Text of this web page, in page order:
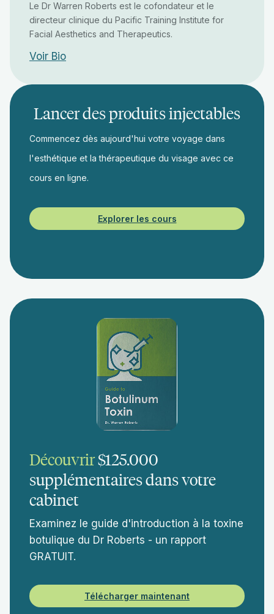
Le Dr Warren Roberts est le cofondateur et le
directeur clinique du Pacific Training Institute for
Facial Aesthetics and Therapeutics.
Voir Bio
Lancer des produits injectables
Commencez dès aujourd'hui votre voyage dans
l'esthétique et la thérapeutique du visage avec ce
cours en ligne.
Explorer les cours
Découvrir$125.000
supplémentaires dans votre
cabinet
Examinez le guide d'introduction à la toxine
botulique du Dr Roberts - un rapport
GRATUIT.
Télécharger maintenant